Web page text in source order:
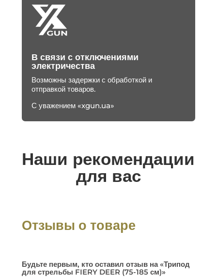
В связи с отключениями
электричества
Возможны задержки с обработкой и
отправкой товаров.
С уважением «xgun.ua»
Наши рекомендации
для вас
Отзывы о товаре
Будьте первым, кто оставил отзыв на «Трипод
для стрельбы FIERY DEER (75-185 см)»